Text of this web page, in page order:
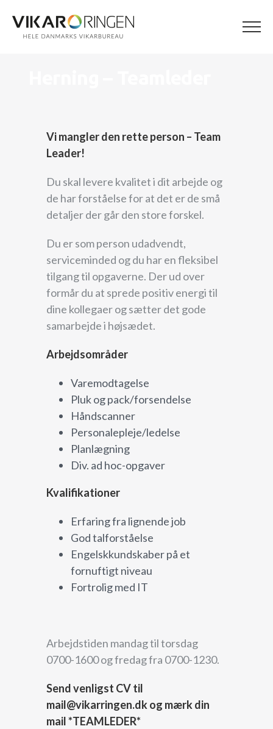
content
Vi mangler den rette person – Team
Leader!
Du skal levere kvalitet i dit arbejde og
de har forståelse for at det er de små
detaljer der går den store forskel.
Du er som person udadvendt,
serviceminded og du har en fleksibel
tilgang til opgaverne. Der ud over
formår du at sprede positiv energi til
dine kollegaer og sætter det gode
samarbejde i højsædet.
Arbejdsområder
Varemodtagelse
Pluk og pack/forsendelse
Håndscanner
Personalepleje/ledelse
Planlægning
Div. ad hoc-opgaver
Kvalifikationer
Erfaring fra lignende job
God talforståelse
Engelskkundskaber på et
fornuftigt niveau
Fortrolig med IT
Arbejdstiden mandag til torsdag
0700-1600 og fredag fra 0700-1230.
Send venligst CV til
mail@vikarringen.dk og mærk din
mail *TEAMLEDER*